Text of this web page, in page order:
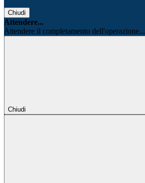
Chiudi
Attendere...
Attendere il completamento dell'operazione...
Chiudi